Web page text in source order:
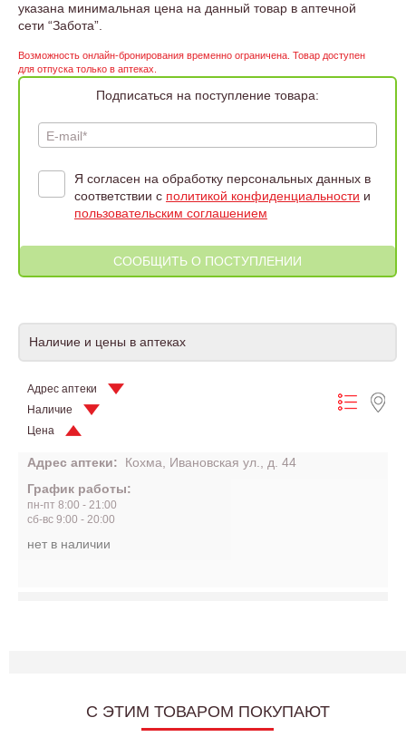
указана минимальная цена на данный товар в аптечной
сети “Забота”.
Возможность онлайн-бронирования временно ограничена. Товар доступен
для отпуска только в аптеках.
Подписаться на поступление товара:
E-mail*
Я согласен на обработку персональных данных в
соответствии с политикой конфиденциальности и
пользовательским соглашением
Наличие и цены в аптеках
Адрес аптеки
Наличие
Цена
Адрес аптеки:
Кохма, Ивановская ул., д. 44
График работы:
пн-пт 8:00 - 21:00
сб-вс 9:00 - 20:00
нет в наличии
C ЭТИМ ТОВАРОМ ПОКУПАЮТ